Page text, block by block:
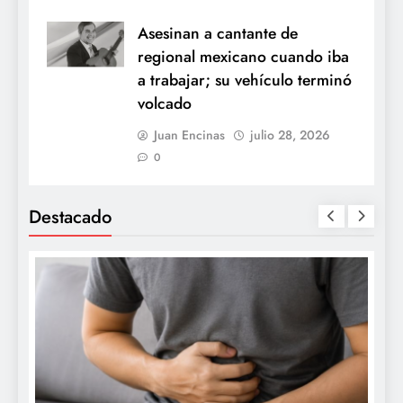
Asesinan a cantante de
regional mexicano cuando iba
a trabajar; su vehículo terminó
volcado
Juan Encinas julio 28, 2026
0
Destacado